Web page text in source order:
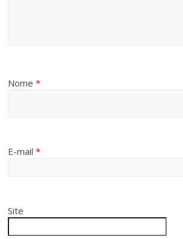
Nome*
E-mail*
Site